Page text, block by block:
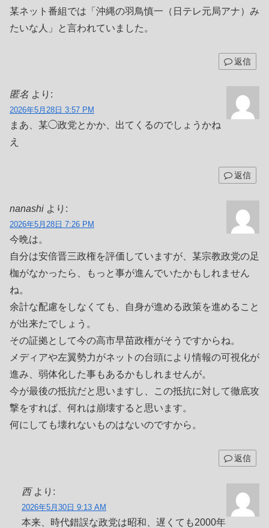
某ネット番組では「沖縄の羽鳥慎一（日テレ元局アナ）み
たいな人」と言われていました。
返信
匿名 より:
2026年5月28日 3:57 PM
まあ、某◯政党とかか、出てくるのでしょうかね
え
返信
nanashi より:
2026年5月28日 7:26 PM
今晩は。
自分は安倍晋三政権を評価していますが、某宗教政党の足
枷がなかったら、もっと事が進んでいたかもしれません
ね。
余計な配慮をしなくても、自身が進める政策を進めること
が出来たでしょう。
その証拠として今の高市早苗政権がそうですからね。
メディアや左翼勢力がネットの台頭により情報の可視化が
進み、弱体化した事もあるかもしれませんが。
今が最後の抵抗だと思いますし、この抵抗に対して徹底攻
撃をすれば、何れは崩壊すると思います。
何にしても壊れないものはないのですから。
返信
西 より:
2026年5月30日 9:13 AM
本来、時代錯誤な政党は昭和、遅くても2000年